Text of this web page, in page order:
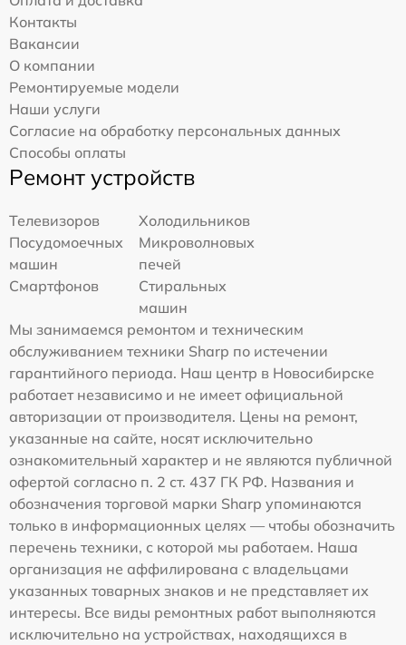
Контакты
Вакансии
О компании
Ремонтируемые модели
Наши услуги
Согласие на обработку персональных данных
Способы оплаты
Ремонт устройств
Телевизоров
Холодильников
Посудомоечных
машин
Микроволновых
печей
Смартфонов
Стиральных
машин
Мы занимаемся ремонтом и техническим
обслуживанием техники Sharp по истечении
гарантийного периода. Наш центр в Новосибирске
работает независимо и не имеет официальной
авторизации от производителя. Цены на ремонт,
указанные на сайте, носят исключительно
ознакомительный характер и не являются публичной
офертой согласно п. 2 ст. 437 ГК РФ. Названия и
обозначения торговой марки Sharp упоминаются
только в информационных целях — чтобы обозначить
перечень техники, с которой мы работаем. Наша
организация не аффилирована с владельцами
указанных товарных знаков и не представляет их
интересы. Все виды ремонтных работ выполняются
исключительно на устройствах, находящихся в